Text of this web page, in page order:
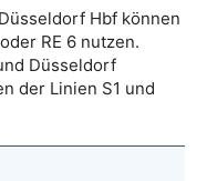
Hbf können
RE 6 nutzen.
Düsseldorf
der Linien S1 und